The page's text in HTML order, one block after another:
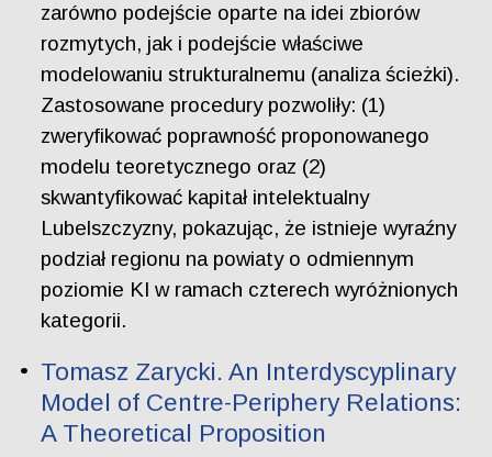
zarówno podejście oparte na idei zbiorów
rozmytych, jak i podejście właściwe
modelowaniu strukturalnemu (analiza ścieżki).
Zastosowane procedury pozwoliły: (1)
zweryfikować poprawność proponowanego
modelu teoretycznego oraz (2)
skwantyfikować kapitał intelektualny
Lubelszczyzny, pokazując, że istnieje wyraźny
podział regionu na powiaty o odmiennym
poziomie KI w ramach czterech wyróżnionych
kategorii.
Tomasz Zarycki. An Interdyscyplinary
Model of Centre-Periphery Relations:
A Theoretical Proposition